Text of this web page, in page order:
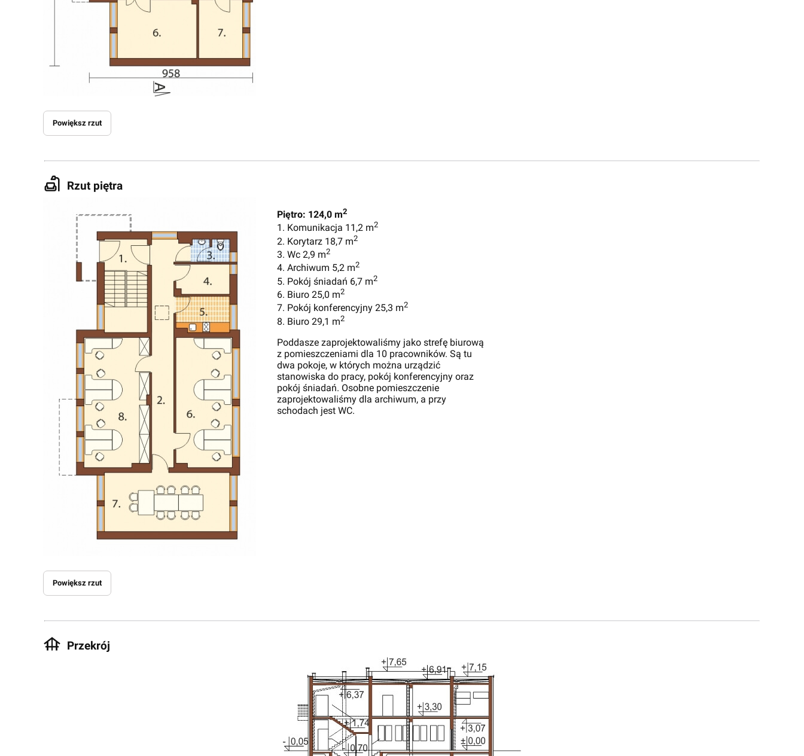
Powiększ rzut
Rzut piętra
Powiększ rzut
Piętro: 124,0 m2
1. Komunikacja 11,2 m2
2. Korytarz 18,7 m2
3. Wc 2,9 m2
4. Archiwum 5,2 m2
5. Pokój śniadań 6,7 m2
6. Biuro 25,0 m2
7. Pokój konferencyjny 25,3 m2
8. Biuro 29,1 m2
Poddasze zaprojektowaliśmy jako strefę biurową
z pomieszczeniami dla 10 pracowników. Są tu
dwa pokoje, w których można urządzić
stanowiska do pracy, pokój konferencyjny oraz
pokój śniadań. Osobne pomieszczenie
zaprojektowaliśmy dla archiwum, a przy
schodach jest WC.
Przekrój